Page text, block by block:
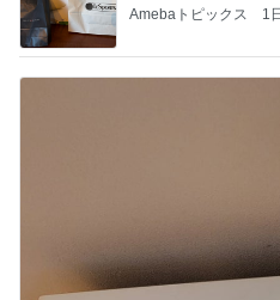
Amebaトピックス 1